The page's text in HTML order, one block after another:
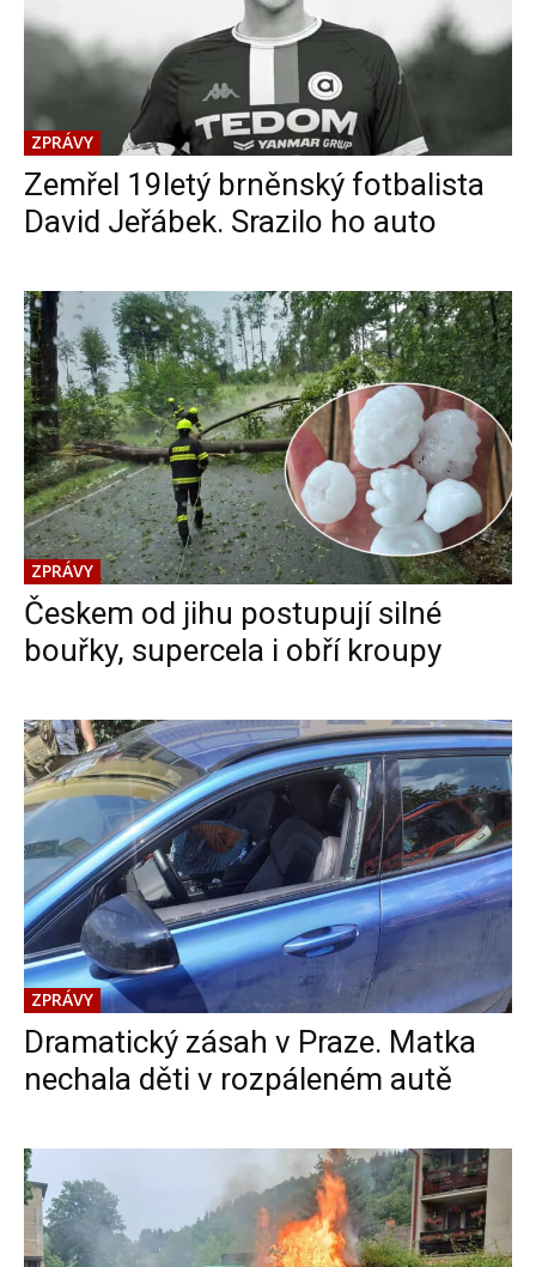
ZPRÁVY
Zemřel 19letý brněnský fotbalista
David Jeřábek. Srazilo ho auto
ZPRÁVY
Českem od jihu postupují silné
bouřky, supercela i obří kroupy
ZPRÁVY
Dramatický zásah v Praze. Matka
nechala děti v rozpáleném autě